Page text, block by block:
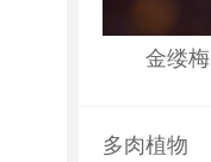
金缕梅
多肉植物